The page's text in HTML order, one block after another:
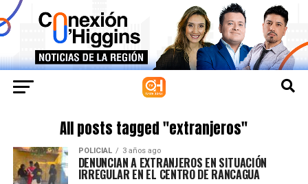
All posts tagged "extranjeros"
POLICIAL 3 años ago
DENUNCIAN A EXTRANJEROS EN SITUACIÓN
IRREGULAR EN EL CENTRO DE RANCAGUA